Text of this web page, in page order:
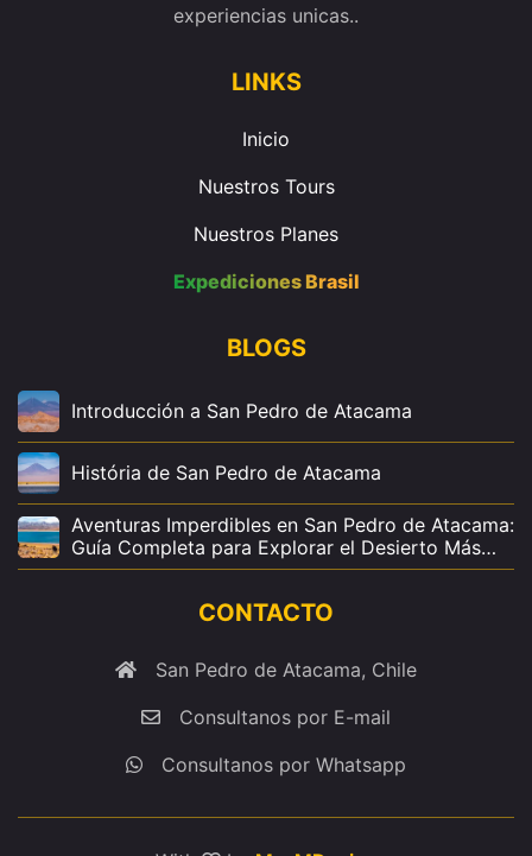
experiencias unicas..
LINKS
Inicio
Nuestros Tours
Nuestros Planes
Expediciones Brasil
BLOGS
Introducción a San Pedro de Atacama
História de San Pedro de Atacama
Aventuras Imperdibles en San Pedro de Atacama:
Guía Completa para Explorar el Desierto Más
Mágico del Mundo
CONTACTO
San Pedro de Atacama, Chile
Consultanos por E-mail
Consultanos por Whatsapp